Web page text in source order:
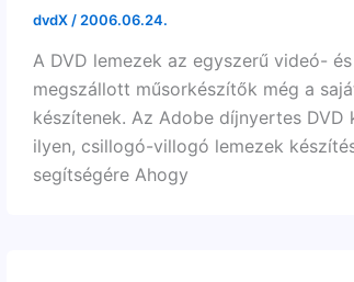
dvdX / 2006.06.24.
A DVD lemezek az egyszerű videó-
megszállott műsorkészítők még a
készítenek. Az Adobe díjnyertes
ilyen, csillogó-villogó lemezek
segítségére Ahogy